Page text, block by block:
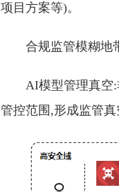
项目方案等)。
合规监管模糊地
AI模型管理真空
管控范围,形成监管真